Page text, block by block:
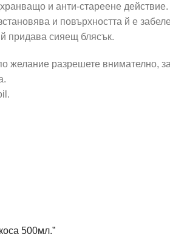
и анти-стареене
и повърхността й е
придава сияещ блясък.
желание разрешете внимателно,
500мл.”